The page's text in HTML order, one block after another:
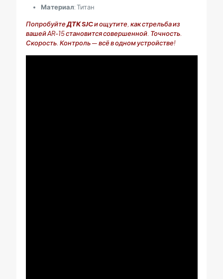
Материал: Титан
ПопробуйтеДТК SJCи ощутите, как стрельба из
вашей AR-15 становится совершенной. Точность.
Скорость. Контроль — всё в одном устройстве!